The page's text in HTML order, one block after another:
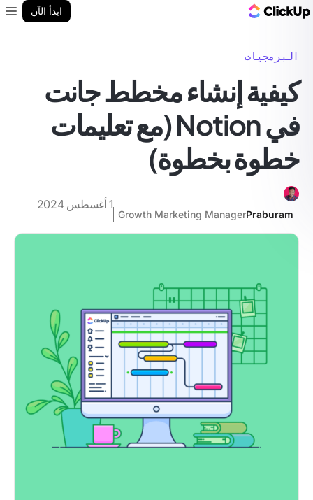
ابدأ الآن
البرمجيات
كيفية إنشاء مخطط جانت
في Notion (مع تعليمات
خطوة بخطوة)
Praburam
Growth Marketing Manager
1 أغسطس 2024